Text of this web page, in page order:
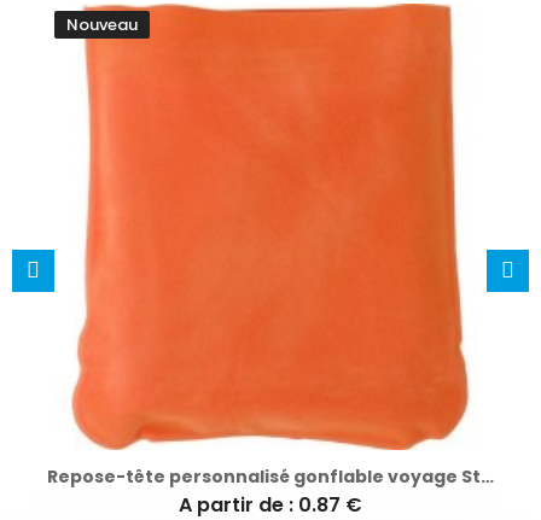
Nouveau
Repose-tête personnalisé gonflable voyage Stanley
A partir de : 0.87 €